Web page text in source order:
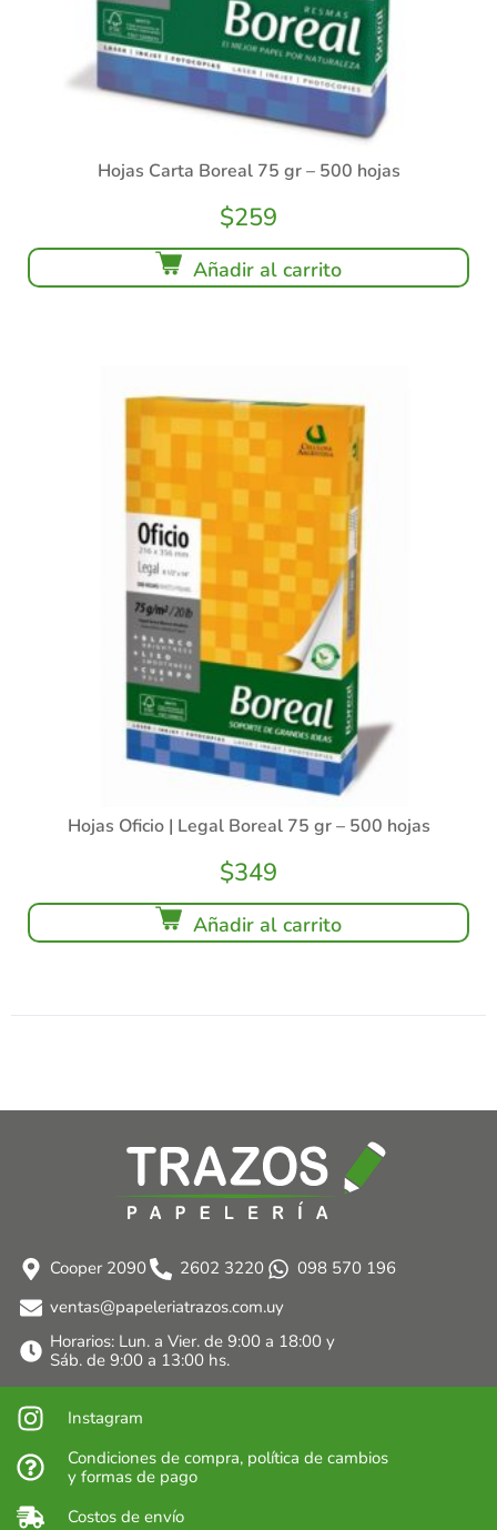
Hojas Carta Boreal 75 gr – 500 hojas
$259
Añadir al carrito
Hojas Oficio | Legal Boreal 75 gr – 500 hojas
$349
Añadir al carrito
Cooper 2090 2602 3220
098 570 196
ventas@papeleriatrazos.com.uy
Horarios: Lun. a Vier. de 9:00 a 18:00 y
Sáb. de 9:00 a 13:00 hs.
Instagram
Condiciones de compra, política de cambios
y formas de pago
Costos de envío